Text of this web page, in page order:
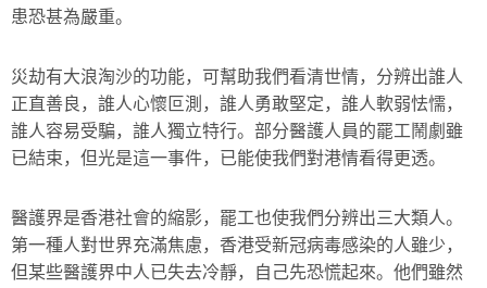
患恐甚為嚴重。
災劫有大浪淘沙的功能，可幫助我們看清世情，分辨出誰人
正直善良，誰人心懷叵測，誰人勇敢堅定，誰人軟弱怯懦，
誰人容易受騙，誰人獨立特行。部分醫護人員的罷工鬧劇雖
已結束，但光是這一事件，已能使我們對港情看得更透。
醫護界是香港社會的縮影，罷工也使我們分辨出三大類人。
第一種人對世界充滿焦慮，香港受新冠病毒感染的人雖少，
但某些醫護界中人已失去冷靜，自己先恐慌起來。他們雖然